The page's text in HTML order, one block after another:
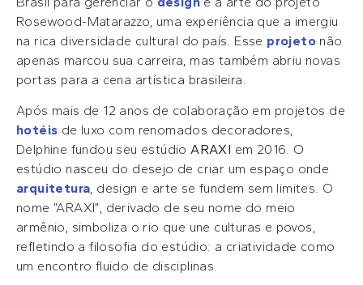
Rosewood-Matarazzo, uma experiência que a imergiu
na rica diversidade cultural do país. Esse projeto não
apenas marcou sua carreira, mas também abriu novas
portas para a cena artística brasileira.
Após mais de 12 anos de colaboração em projetos de
hotéis de luxo com renomados decoradores,
Delphine fundou seu estúdioARAXI em 2016. O
estúdio nasceu do desejo de criar um espaço onde
arquitetura, design e arte se fundem sem limites. O
nome “ARAXI”, derivado de seu nome do meio
armênio, simboliza o rio que une culturas e povos,
refletindo a filosofia do estúdio: a criatividade como
um encontro fluido de disciplinas.